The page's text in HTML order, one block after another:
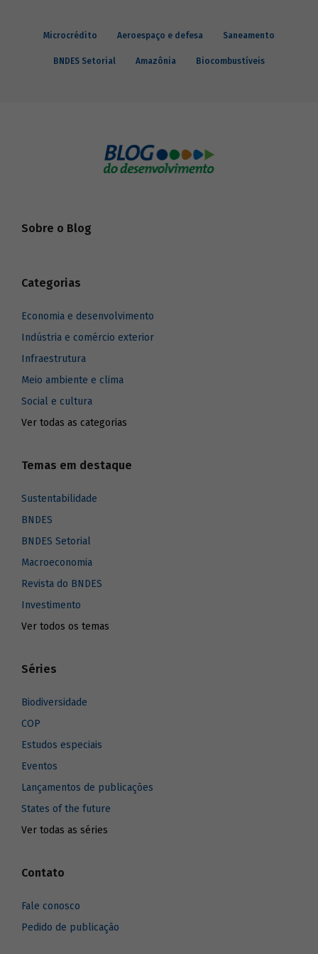
Microcrédito Aeroespaço e defesa Saneamento
BNDES Setorial Amazônia Biocombustíveis
Sobre o Blog
Categorias
Economia e desenvolvimento
Indústria e comércio exterior
Infraestrutura
Meio ambiente e clima
Social e cultura
Ver todas as categorias
Temas em destaque
Sustentabilidade
BNDES
BNDES Setorial
Macroeconomia
Revista do BNDES
Investimento
Ver todos os temas
Séries
Biodiversidade
COP
Estudos especiais
Eventos
Lançamentos de publicações
States of the future
Ver todas as séries
Contato
Fale conosco
Pedido de publicação